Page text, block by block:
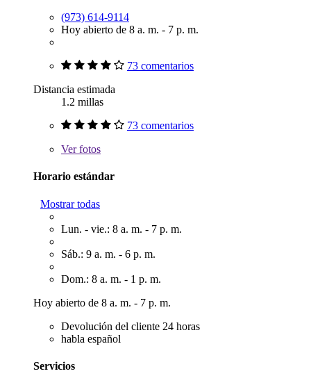
(973) 614-9114
Hoy abierto de 8 a. m. - 7 p. m.
73 comentarios
Distancia estimada
1.2 millas
73 comentarios
Verfotos
Horario estándar
Mostrar todas
Lun. - vie.: 8 a. m. - 7 p. m.
Sáb.: 9 a. m. - 6 p. m.
Dom.: 8 a. m. - 1 p. m.
Hoy abierto de 8 a. m. - 7 p. m.
Devolución del cliente 24 horas
habla español
Servicios